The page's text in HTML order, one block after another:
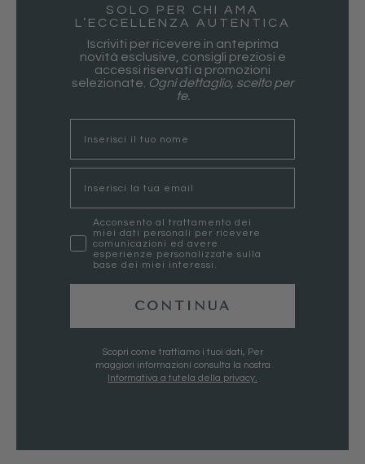
SOLO PER CHI AMA
L’ECCELLENZA AUTENTICA
Iscriviti per ricevere in anteprima
novità esclusive, consigli preziosi e
accessi riservati a promozioni
selezionate. Ogni dettaglio, scelto per
te.
marketing
Acconsento al trattamento dei
miei dati personali per ricevere
comunicazioni ed avere
esperienze personalizzate sulla
base dei miei interessi.
CONTINUA
Scopri come trattiamo i tuoi dati, Per
maggiori informazioni consulta la nostra
Informativa a tutela della privacy.